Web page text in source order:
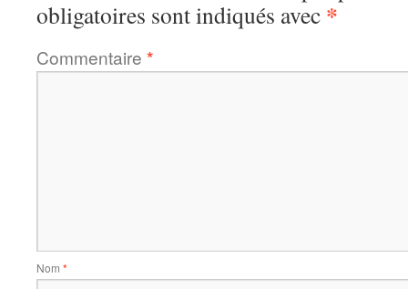
obligatoires sont indiqués avec *
Commentaire *
Nom *